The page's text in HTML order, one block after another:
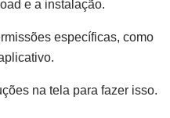
e a instalação.
específicas, como
na tela para fazer isso.